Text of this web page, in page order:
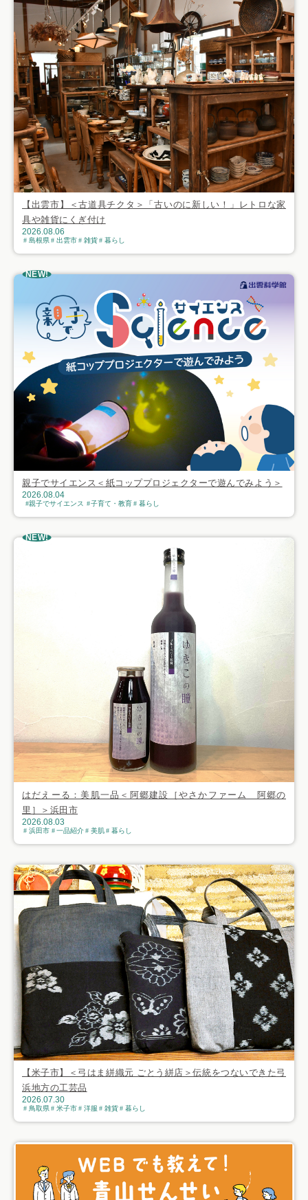
【出雲市】＜古道具チクタ＞「古いのに新しい！」レトロな家
具や雑貨にくぎ付け
2026.08.06
島根県 出雲市 雑貨 暮らし
NEW!
親子でサイエンス＜紙コッププロジェクターで遊んでみよう＞
2026.08.04
親子でサイエンス 子育て・教育 暮らし
NEW!
はだえーる：美肌一品＜阿郷建設［やさかファーム 阿郷の
里］＞浜田市
2026.08.03
浜田市 一品紹介 美肌 暮らし
【米子市】＜弓はま絣織元 ごとう絣店＞伝統をつないできた弓
浜地方の工芸品
2026.07.30
鳥取県 米子市 洋服 雑貨 暮らし